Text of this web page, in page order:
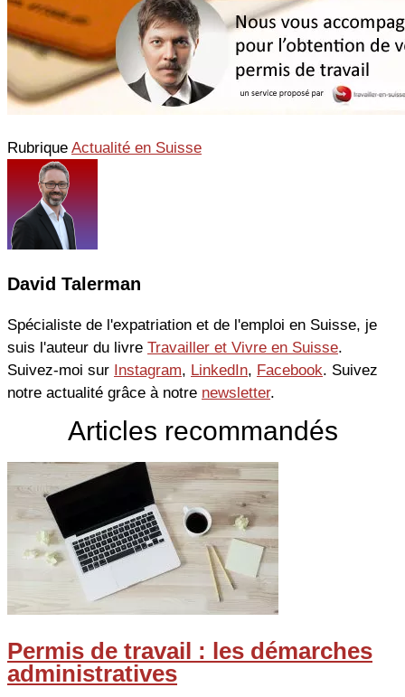
Rubrique Actualité en Suisse
David Talerman
Spécialiste de l'expatriation et de l'emploi en Suisse, je
suis l'auteur du livre Travailler et Vivre en Suisse.
Suivez-moi sur Instagram, LinkedIn, Facebook. Suivez
notre actualité grâce à notre newsletter.
Articles recommandés
Permis de travail : les démarches
administratives